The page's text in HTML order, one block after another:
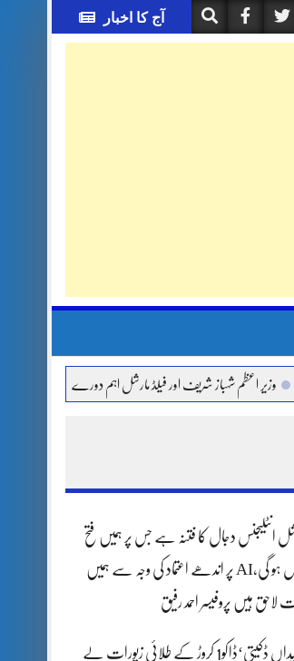
آج کا اخبار
اعظم شہباز شریف اور فیلڈ مارشل اہم دورے پر سعودی عرب روانہ
انٹلیجنس دجال کا فتنہ ہے جس پر ہمیں فتح
حاصل ہو گی،AI پر اندھے اعتماد کی وجہ سے ہمیں
لاحق ہیں پروفیسر احمد رفیق
کلرسیداں ڈکیتی‘ڈاکو1 کروڑ کے طلائی زیورات لے